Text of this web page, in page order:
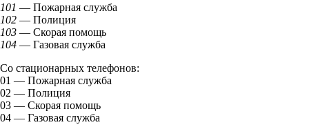
101 — Пожарная служба
102 — Полиция
103 — Скорая помощь
104 — Газовая служба
Со стационарных телефонов:
01 — Пожарная служба
02 — Полиция
03 — Скорая помощь
04 — Газовая служба